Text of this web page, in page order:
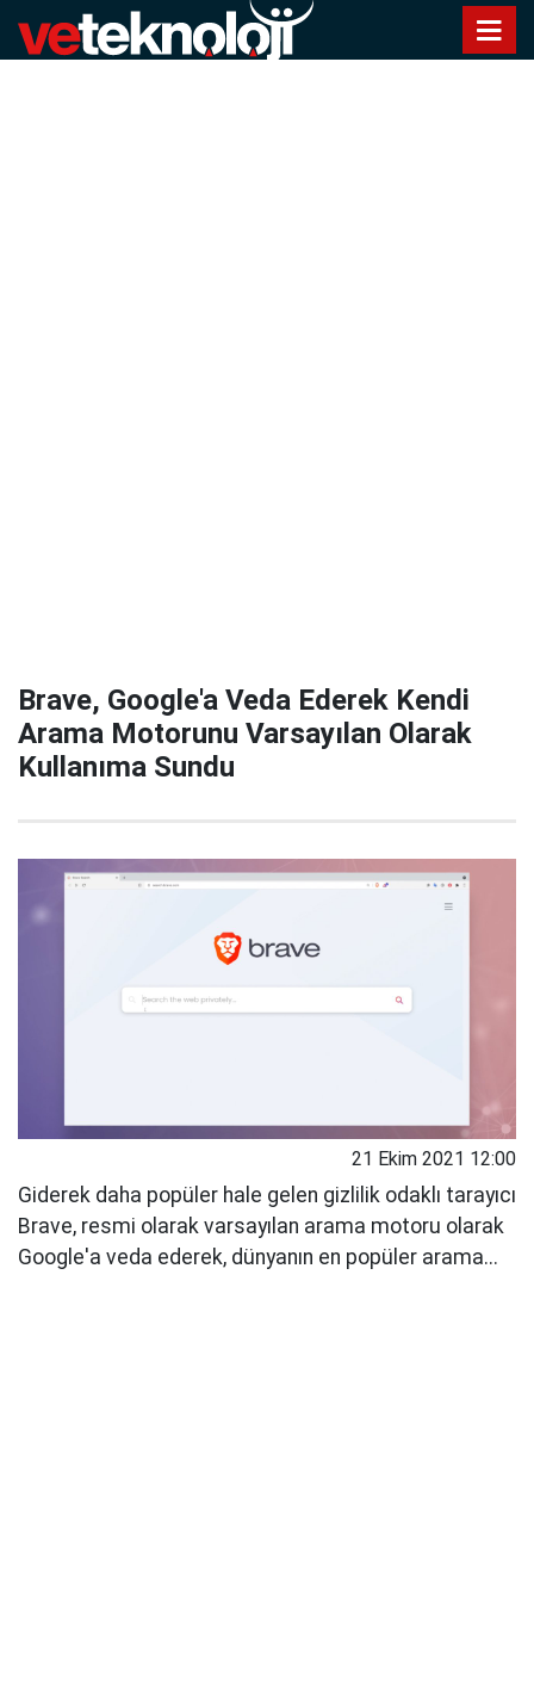
Brave, Google'a Veda Ederek Kendi
Arama Motorunu Varsayılan Olarak
Kullanıma Sundu
21 Ekim 2021 12:00
Giderek daha popüler hale gelen gizlilik odaklı tarayıcı
Brave, resmi olarak varsayılan arama motoru olarak
Google'a veda ederek, dünyanın en popüler arama...